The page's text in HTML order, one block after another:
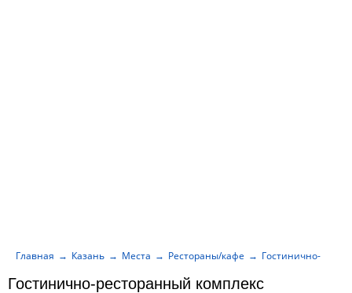
Гостинично-ресторанный комплекс
Главная Казань Места Рестораны/кафе Гостинично-